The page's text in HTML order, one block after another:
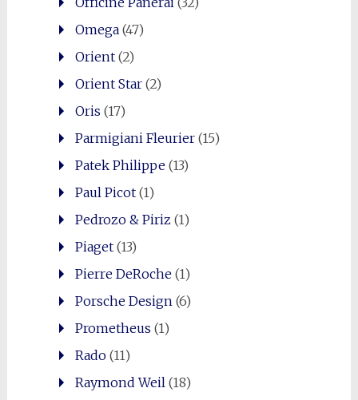
Omega(47)
Orient(2)
Orient Star(2)
Oris (17)
Parmigiani Fleurier(15)
Patek Philippe(13)
Paul Picot(1)
Pedrozo & Piriz (1)
Piaget(13)
Pierre DeRoche(1)
Porsche Design (6)
Prometheus (1)
Rado(11)
Raymond Weil (18)